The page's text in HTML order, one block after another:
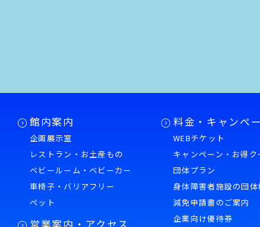
館内案内
企画展示室
レストラン・お土産もの
ベビールーム・ベビーカー
車椅子・バリアフリー
ペット
営業案内・アクセス
料金・キャンペ
WEBチケット
キャンペーン・お得ク
団体プラン
身体障害者施設の団体
減免申請書のご案内
企業向け優待券